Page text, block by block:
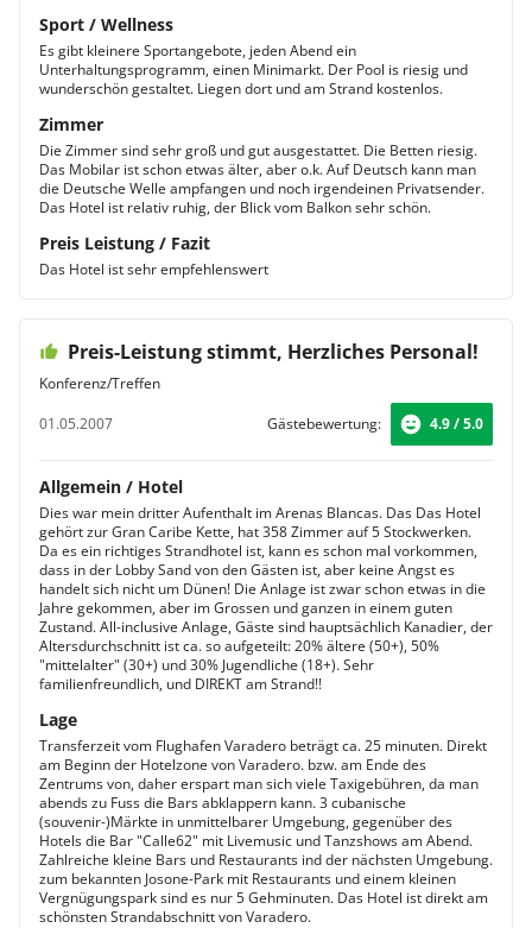
Sport / Wellness
Es gibt kleinere Sportangebote, jeden Abend ein
Unterhaltungsprogramm, einen Minimarkt. Der Pool is riesig und
wunderschön gestaltet. Liegen dort und am Strand kostenlos.
Zimmer
Die Zimmer sind sehr groß und gut ausgestattet. Die Betten riesig.
Das Mobilar ist schon etwas älter, aber o.k. Auf Deutsch kann man
die Deutsche Welle ampfangen und noch irgendeinen Privatsender.
Das Hotel ist relativ ruhig, der Blick vom Balkon sehr schön.
Preis Leistung / Fazit
Das Hotel ist sehr empfehlenswert
Preis-Leistung stimmt, Herzliches Personal!
Konferenz/Treffen
01.05.2007
Gästebewertung: 4.9 / 5.0
Allgemein / Hotel
Dies war mein dritter Aufenthalt im Arenas Blancas. Das Das Hotel
gehört zur Gran Caribe Kette, hat 358 Zimmer auf 5 Stockwerken.
Da es ein richtiges Strandhotel ist, kann es schon mal vorkommen,
dass in der Lobby Sand von den Gästen ist, aber keine Angst es
handelt sich nicht um Dünen! Die Anlage ist zwar schon etwas in die
Jahre gekommen, aber im Grossen und ganzen in einem guten
Zustand. All-inclusive Anlage, Gäste sind hauptsächlich Kanadier, der
Altersdurchschnitt ist ca. so aufgeteilt: 20% ältere (50+), 50%
"mittelalter" (30+) und 30% Jugendliche (18+). Sehr
familienfreundlich, und DIREKT am Strand!!
Lage
Transferzeit vom Flughafen Varadero beträgt ca. 25 minuten. Direkt
am Beginn der Hotelzone von Varadero. bzw. am Ende des
Zentrums von, daher erspart man sich viele Taxigebühren, da man
abends zu Fuss die Bars abklappern kann. 3 cubanische
(souvenir-)Märkte in unmittelbarer Umgebung, gegenüber des
Hotels die Bar "Calle62" mit Livemusic und Tanzshows am Abend.
Zahlreiche kleine Bars und Restaurants ind der nächsten Umgebung.
zum bekannten Josone-Park mit Restaurants und einem kleinen
Vergnügungspark sind es nur 5 Gehminuten. Das Hotel ist direkt am
schönsten Strandabschnitt von Varadero.